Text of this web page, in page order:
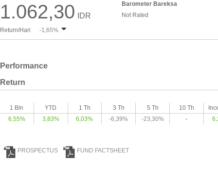
1.062,30 IDR
Barometer Bareksa
Not Rated
Return/Hari -1,65%
Performance
Return
1 Bln YTD 1 Th 3 Th 5 Th 10 Th
6,55%
3,83% 6,03% -6,39% -23,30% -
PROSPECTUS FUND FACTSHEET